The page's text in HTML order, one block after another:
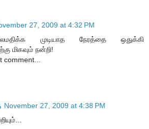
27, 2009 at 4:32 PM
முடியாத நேரத்தை ஒதுக்கி
மிகவும் நன்றி!
November 27, 2009 at 4:38 PM